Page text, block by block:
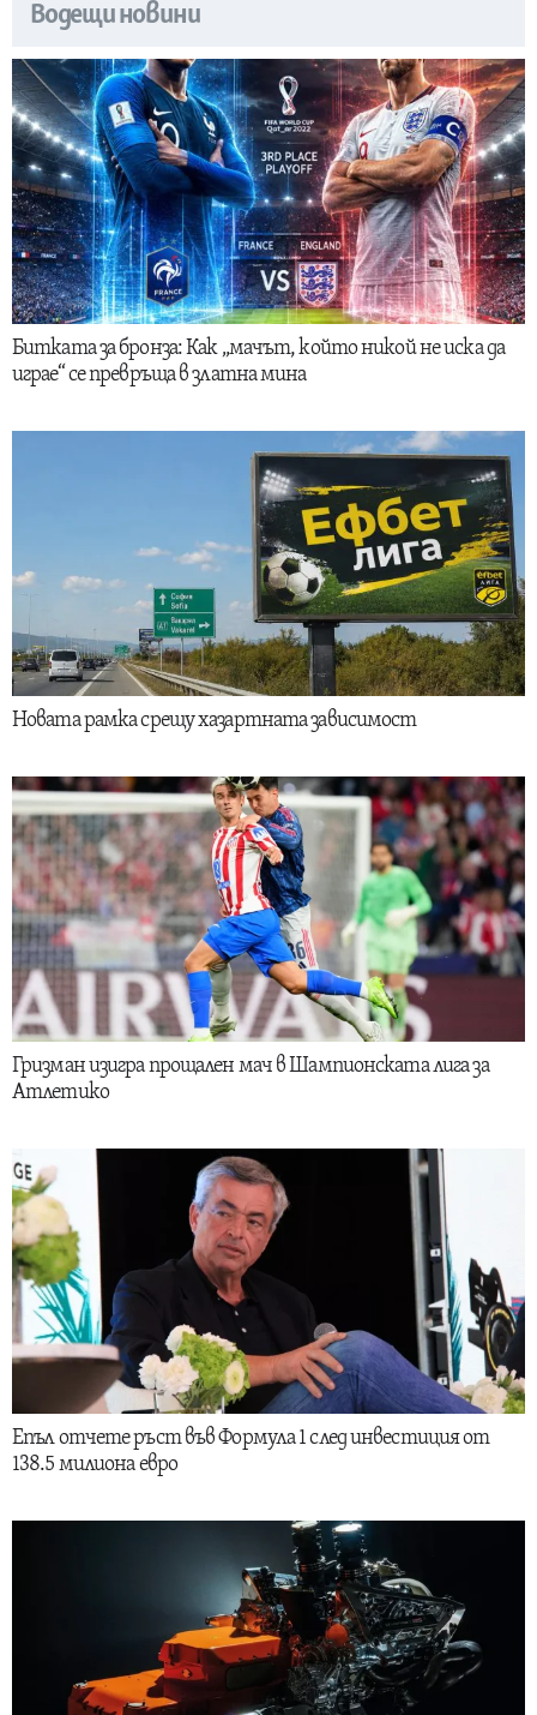
Водещи новини
Битката за бронза: Как „мачът, който никой не иска да
играе“ се превръща в златна мина
Новата рамка срещу хазартната зависимост
Гризман изигра прощален мач в Шампионската лига за
Атлетико
Епъл отчете ръст във Формула 1 след инвестиция от
138.5 милиона евро